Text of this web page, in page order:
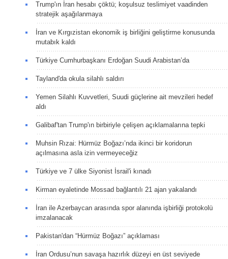
Trump'ın İran hesabı çöktü; koşulsuz teslimiyet vaadinden
stratejik aşağılanmaya
İran ve Kırgızistan ekonomik iş birliğini geliştirme konusunda
mutabık kaldı
Türkiye Cumhurbaşkanı Erdoğan Suudi Arabistan’da
Tayland'da okula silahlı saldırı
Yemen Silahlı Kuvvetleri, Suudi güçlerine ait mevzileri hedef
aldı
Galibaf'tan Trump'ın birbiriyle çelişen açıklamalarına tepki
Muhsin Rızai: Hürmüz Boğazı’nda ikinci bir koridorun
açılmasına asla izin vermeyeceğiz
Türkiye ve 7 ülke Siyonist İsrail'i kınadı
Kirman eyaletinde Mossad bağlantılı 21 ajan yakalandı
İran ile Azerbaycan arasında spor alanında işbirliği protokolü
imzalanacak
Pakistan'dan “Hürmüz Boğazı” açıklaması
İran Ordusu’nun savaşa hazırlık düzeyi en üst seviyede